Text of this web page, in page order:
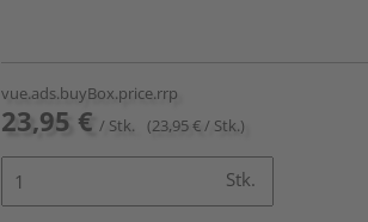
vue.ads.buyBox.price.rrp
23,95 € / Stk. (23,95 € / Stk.)
Stk.